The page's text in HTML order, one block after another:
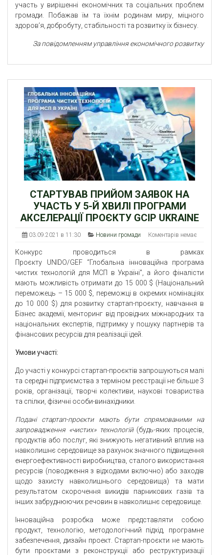
участь у вирішенні економічних та соціальних проблем
громади. Побажав їм та їхнім родинам миру, міцного
здоров’я, добробуту, стабільності та розвитку їх бізнесу.
За повідомленням управління економічного розвитку
СТАРТУВАВ ПРИЙОМ ЗАЯВОК НА
УЧАСТЬ У 5-Й ХВИЛІ ПРОГРАМИ
АКСЕЛЕРАЦІЇ ПРОЄКТУ GCIP UKRAINE
03.09.2021 в 11:30 Новини громади Коментарів немає
Конкурс проводиться в рамках
Проєкту UNIDO/GEF “Глобальна інноваційна програма
чистих технологій для МСП в Україні”, а його фіналісти
мають можливість отримати до 15 000 $ (Національний
переможець – 15 000 $, переможці в окремих номінаціях
до 10 000 $) для розвитку стартап-проєкту, навчання в
Бізнес академії, менторинг від провідних міжнародних та
національних експертів, підтримку у пошуку партнерів та
фінансових ресурсів для реалізації ідей.
Умови участі:
До участі у конкурсі стартап-проєктів запрошуються малі
та середні підприємства з терміном реєстрації не більше 3
років, організації, творчі колективи, наукові товариства
та спілки, фізичні особи-винахідники.
Подані стартап-проєкти мають бути спрямованими на
запровадження «чистих» технологій (будь-яких процесів,
продуктів або послуг, які знижують негативний вплив на
навколишнє середовище за рахунок значного підвищення
енергоефективності виробництва, сталого використання
ресурсів (поводження з відходами включно) або заходів
щодо захисту навколишнього середовища) та мати
результатом скорочення викидів парникових газів та
інших забруднюючих речовин в навколишнє середовище.
Інноваційна розробка може представляти собою
продукт, технологію, методологічний підхід, програмне
забезпечення, дизайн проект. Стартап-проєкти не мають
бути проєктами з реконструкції або реструктуризації